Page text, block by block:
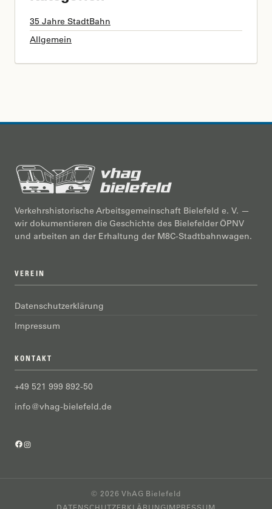
35 Jahre StadtBahn
Allgemein
Verkehrshistorische Arbeitsgemeinschaft Bielefeld e. V. —
wir dokumentieren die Geschichte des Bielefelder ÖPNV
und arbeiten an der Erhaltung der M8C-Stadtbahnwagen.
VEREIN
Datenschutzerklärung
Impressum
KONTAKT
+49 521 999 892-50
info@vhag-bielefeld.de
Facebook
Instagram
© 2026 VhAG Bielefeld